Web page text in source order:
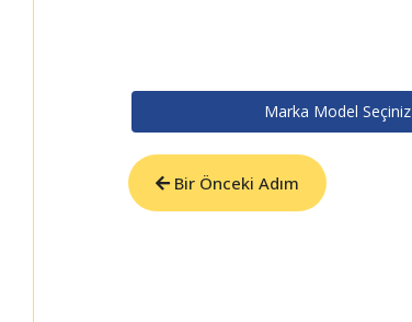
Marka Model Seçiniz
Bir Önceki Adım